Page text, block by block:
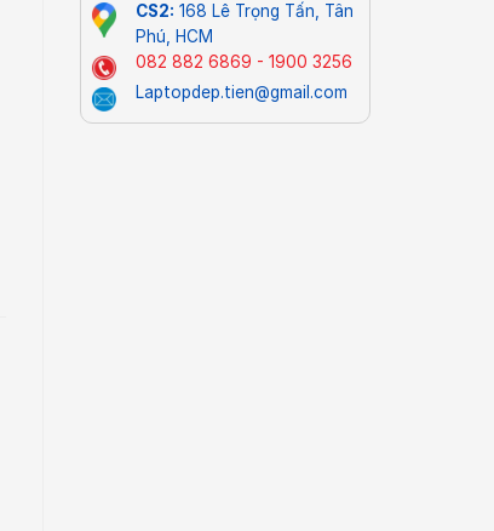
CS2: 168 Lê Trọng Tấn, Tân
Phú, HCM
082 882 6869 - 1900 3256
Laptopdep.tien@gmail.com